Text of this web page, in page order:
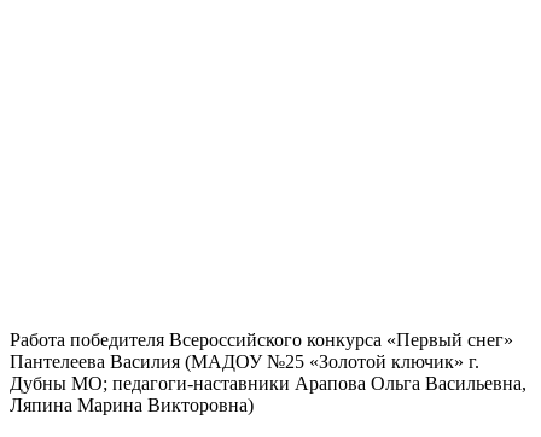
Работа победителя Всероссийского конкурса «Первый снег»
Пантелеева Василия (МАДОУ №25 «Золотой ключик» г.
Дубны МО; педагоги-наставники Арапова Ольга Васильевна,
Ляпина Марина Викторовна)